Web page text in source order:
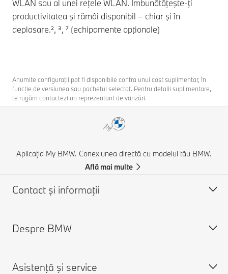
WLAN sau al unei reţele WLAN. Îmbunătăţeşte-ţi
productivitatea şi rămâi disponibil – chiar şi în
deplasare.², ³, ⁷ (echipamente opţionale)
Anumite configurații pot fi disponibile contra unui cost suplimentar, în
funcție de versiunea sau pachetul selectat. Pentru detalii suplimentare,
te rugăm contactezi un reprezentant de vânzări.
Aplicația My BMW. Conexiunea directă cu modelul tău BMW.
Află mai multe
Contact şi informaţii
Asistență și Contact
Caută un partener BMW
Despre BMW
Despre noi
Asistenţă şi service